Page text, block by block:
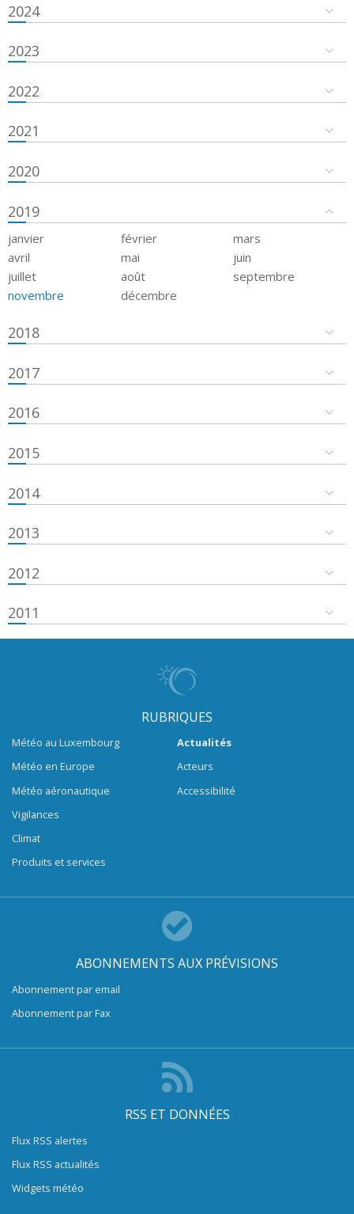
2024
2023
2022
2021
2020
2019
janvier février
mars
avril
mai
juin
juillet
août
septembre
novembre
décembre
2018
2017
2016
2015
2014
2013
2012
2011
RUBRIQUES
Météo au Luxembourg
Météo en Europe
Météo aéronautique
Vigilances
Climat
Produits et services
Actualités
Acteurs
Accessibilité
ABONNEMENTS AUX PRÉVISIONS
Abonnement par email
Abonnement par Fax
RSS ET DONNÉES
Flux RSS alertes
Flux RSS actualités
Widgets météo